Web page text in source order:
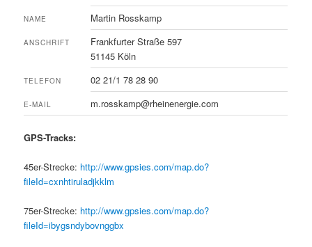
NAME Martin Rosskamp
ANSCHRIFT
Frankfurter Straße 597
51145 Köln
TELEFON 02 21/1 78 28 90
E-MAIL m.rosskamp@rheinenergie.com
GPS-Tracks:
45er-Strecke: http://www.gpsies.com/map.do?
fileId=cxnhtiruladjkklm
75er-Strecke: http://www.gpsies.com/map.do?
fileId=ibygsndybovnggbx